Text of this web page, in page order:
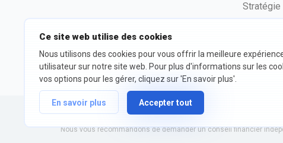
Ce site web utilise des cookies
Nous utilisons des cookies pour vous offrir la meilleure
utilisateur sur notre site web. Pour plus d'informations sur les
vos options pour les gérer, cliquez sur 'En savoir plus'.
En savoir plus Accepter tout
Stratégie
©2026 fxssi.com Tous droits
réservés
Conditions
Site Web exploité par FXSSI LTD Numéro d'enregistrement :
Nous vous recommandons de demander un conseil financier